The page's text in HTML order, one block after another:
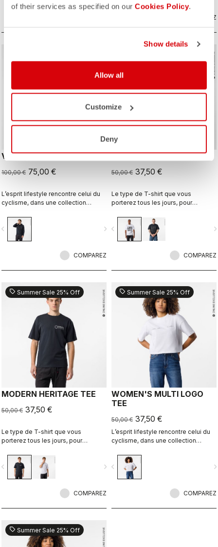
of their services as specified on our Cookies Policy.
Show details
Allow all
Customize
Deny
COMPAREZ
VERTICAL LOGO HOODY
100,00 € 75,00 €
L’esprit lifestyle rencontre celui du
cyclisme, dans une collection
navigate_next
COMPAREZ
DOT LOGO TEE
50,00 € 37,50 €
Le type de T-shirt que vous
porterez tous les jours, pour
même lorsque vous mettez le pied
à terre.
navigate_before
COMPAREZ
sell Summer Sale 25% Off
MODERN HERITAGE TEE
50,00 € 37,50 €
Le type de T-shirt que vous
porterez tous les jours, pour
même lorsque vous mettez le pied
à terre.
navigate_next
COMPAREZ
sell Summer Sale 25% Off
WOMEN'S MULTI LOGO
TEE
50,00 € 37,50 €
L’esprit lifestyle rencontre celui du
cyclisme, dans une collection
navigate_before
COMPAREZ
sell Summer Sale 25% Off